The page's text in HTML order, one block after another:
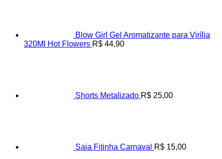
Blow Girl Gel Aromatizante para Virília
320Ml Hot Flowers R$ 44,90
Shorts Metalizado R$ 25,00
Saia Fitinha Carnaval R$ 15,00